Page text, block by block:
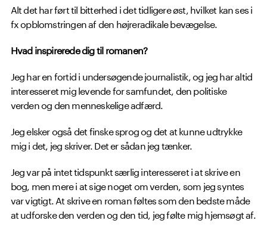
Alt det har ført til bitterhed i det tidligere øst, hvilket kan ses i
fx opblomstringen af den højreradikale bevægelse.
Hvad inspirerede dig til romanen?
Jeg har en fortid i undersøgende journalistik, og jeg har altid
interesseret mig levende for samfundet, den politiske
verden og den menneskelige adfærd.
Jeg elsker også det finske sprog og det at kunne udtrykke
mig i det, jeg skriver. Det er sådan jeg tænker.
Jeg var på intet tidspunkt særlig interesseret i at skrive en
bog, men mere i at sige noget om verden, som jeg syntes
var vigtigt. At skrive en roman føltes som den bedste måde
at udforske den verden og den tid, jeg følte mig hjemsøgt af.